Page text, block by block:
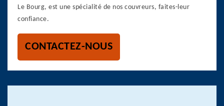
Le Bourg, est une spécialité de nos couvreurs, faites-leur
confiance.
CONTACTEZ-NOUS